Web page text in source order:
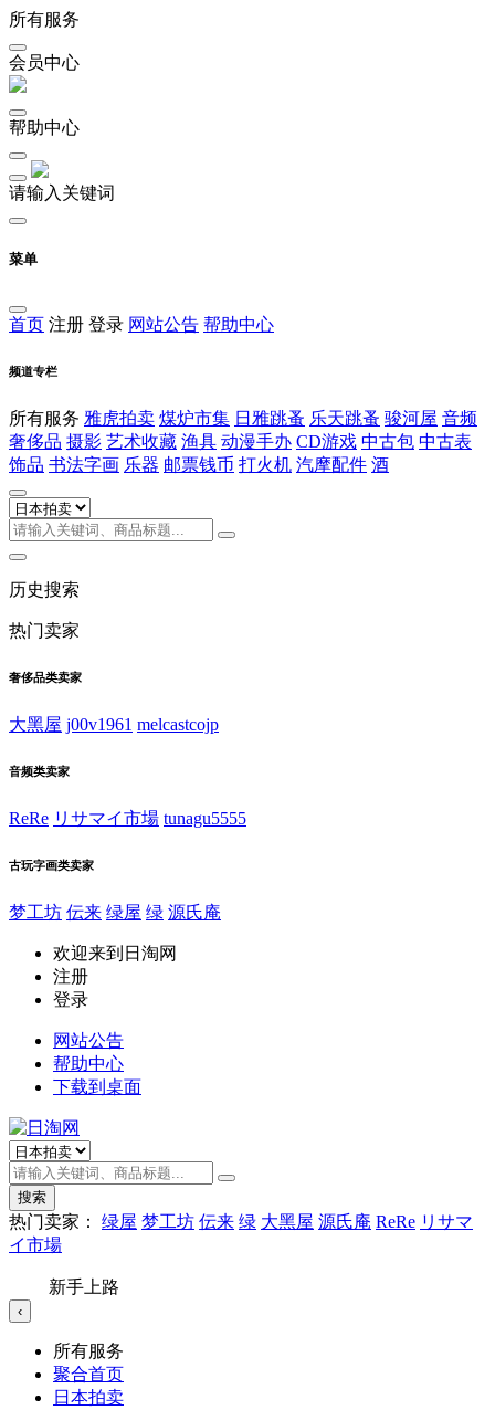
所有服务
会员中心
帮助中心
请输入关键词
菜单
首页 注册 登录 网站公告 帮助中心
频道专栏
所有服务 雅虎拍卖 煤炉市集 日雅跳蚤 乐天跳蚤 骏河屋 音频
奢侈品 摄影 艺术收藏 渔具 动漫手办 CD游戏 中古包 中古表
饰品 书法字画 乐器 邮票钱币 打火机 汽摩配件 酒
历史搜索
热门卖家
奢侈品类卖家
大黑屋 j00v1961 melcastcojp
音频类卖家
ReRe リサマイ市場 tunagu5555
古玩字画类卖家
梦工坊 伝来 绿屋 绿 源氏庵
欢迎来到日淘网
注册
登录
网站公告
帮助中心
下载到桌面
搜索
热门卖家： 绿屋 梦工坊 伝来 绿 大黑屋 源氏庵 ReRe リサマ
イ市場
新手上路
‹
所有服务
聚合首页
日本拍卖